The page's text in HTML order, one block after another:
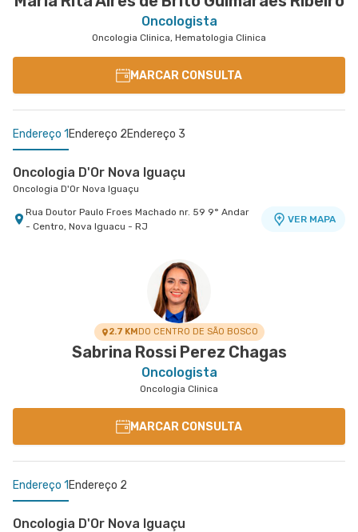
Oncologista
Oncologia Clinica, Hematologia Clinica
MARCAR CONSULTA
Endereço 1 Endereço 2Endereço 3
Oncologia D'Or Nova Iguaçu
Oncologia D'Or Nova Iguaçu
Rua Doutor Paulo Froes Machado nr. 59 9° Andar
- Centro, Nova Iguacu - RJ
VER MAPA
Rua Soares Caldeira nr. 142 Lojas A e B -
Madureira, Rio de Janeiro - RJ
Rua Soares Caldeira nr. 142 Lojas A e B -
Madureira, Rio de Janeiro - RJ
2.7 KMDO CENTRO DE SÃO BOSCO
Sabrina Rossi Perez Chagas
Oncologista
Oncologia Clinica
MARCAR CONSULTA
Endereço 1 Endereço 2
Oncologia D'Or Nova Iguaçu